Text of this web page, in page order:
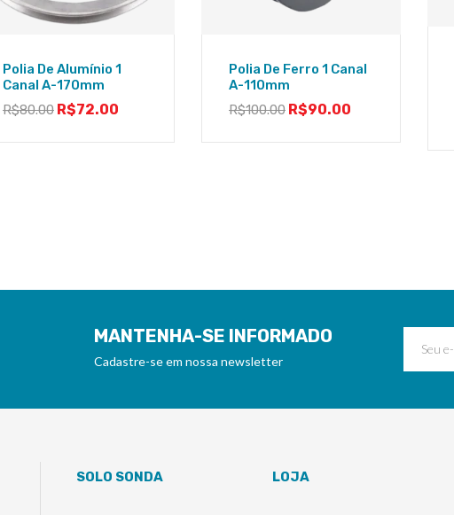
Polia De Alumínio 1
Canal A-170mm
R$80.00 R$72.00
Polia De Ferro 1 Canal
A-110mm
R$100.00 R$90.00
MANTENHA-SE INFORMADO
Cadastre-se em nossa newsletter
SOLO SONDA LOJA